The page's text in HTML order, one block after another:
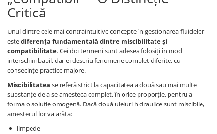
Critică
Unul dintre cele mai contraintuitive concepte în gestionarea fluidelor
estediferența fundamentală dintre miscibilitate și
compatibilitate. Cei doi termeni sunt adesea folosiți în mod
interschimbabil, dar ei descriu fenomene complet diferite, cu
consecințe practice majore.
Miscibilitatea se referă strict la capacitatea a două sau mai multe
substanțe de a se amesteca complet, în orice proporție, pentru a
forma o soluție omogenă. Dacă două uleiuri hidraulice sunt miscibile,
amestecul lor va arăta:
limpede